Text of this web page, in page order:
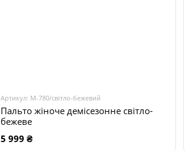
Артикул: М-780/світло-бежевий
Пальто жіноче демісезонне світло-
бежеве
5 999 ₴